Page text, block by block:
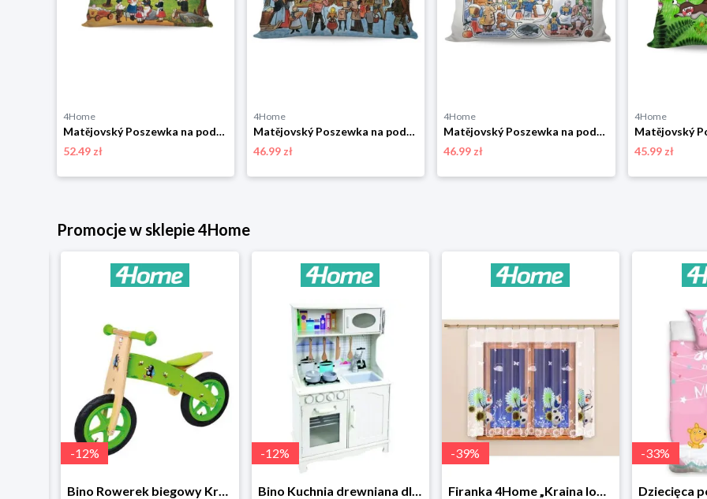
4Home
Matějovský Poszewka na poduszkę Deluxe Josef Lada Wiosna na wsi, 33 x 50 cm
52.49 zł
4Home
Matějovský Poszewka na poduszkę Deluxe Josef Lada Stajenka w zimie, 33 x 50 cm
46.99 zł
4Home
Matějovský Poszewka na poduszkę Deluxe Josef Lada Święta Bożego Narodzenia, 33 x 50 cm
46.99 zł
4Home
45.99 zł
Promocje w sklepie 4Home
12%
Bino Rowerek biegowy Krecik
12%
Bino Kuchnia drewniana dla dzieci Provence
39%
Firanka 4Home „Kraina lodu” (Frozen)
-33%